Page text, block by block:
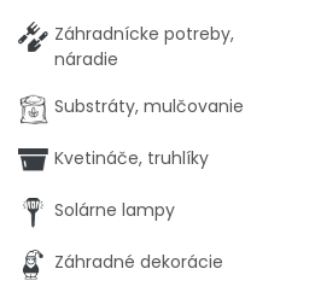
Záhradnícke potreby,
náradie
Substráty, mulčovanie
Kvetináče, truhlíky
Solárne lampy
Záhradné dekorácie